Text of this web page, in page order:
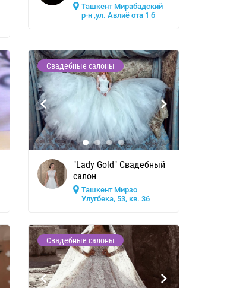
Ташкент Мирабадский
р-н ,ул. Авлиё ота 1 б
Свадебные салоны
"Lady Gold" Свадебный
салон
Ташкент Мирзо
Улугбека, 53, кв. 36
Свадебные салоны